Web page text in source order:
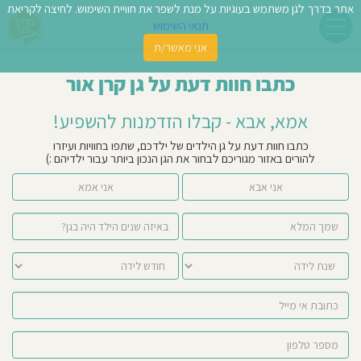
כתבו חוות דעת על גן קרן אור
אמא, אבא - קבלו הזדמנות להשפיע!
כתבו חוות דעת על גן הילדים של ילדכם, שתפו בחוויות ועיזרו
להורים באזור מגוריכם לבחור את הגן הנכון ביותר עבור ילדיהם :)
אני אמא אני אבא
אתר בדרך לגן משתמש בעוגיות על מנת לשפר את חוויית השימוש. לחיצה לקריאת
תנאי השימוש
אני מאשר/ת